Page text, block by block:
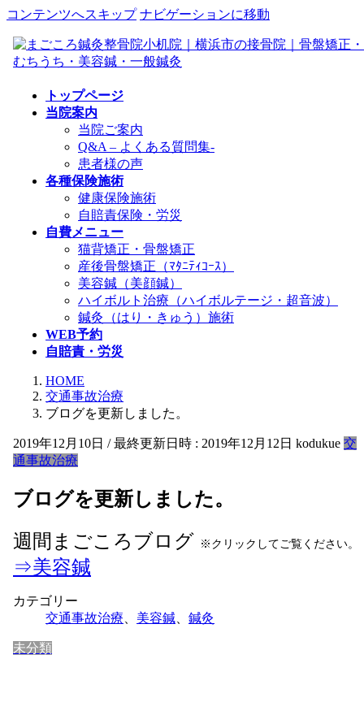
コンテンツへスキップ ナビゲーションに移動
トップページ
当院案内
当院ご案内
Q&A – よくある質問集-
患者様の声
各種保険施術
健康保険施術
自賠責保険・労災
自費メニュー
猫背矯正・骨盤矯正
産後骨盤矯正（ﾏﾀﾆﾃｨｺｰｽ）
美容鍼（美顔鍼）
ハイボルト治療（ハイボルテージ・超音波）
鍼灸（はり・きゅう）施術
WEB予約
自賠責・労災
HOME
交通事故治療
ブログを更新しました。
2019年12月10日 / 最終更新日時 : 2019年12月12日 kodukue 交
通事故治療
ブログを更新しました。
週間まごころブログ ※クリックしてご覧ください。
⇒美容鍼
カテゴリー
交通事故治療
美容鍼 鍼灸
未分類